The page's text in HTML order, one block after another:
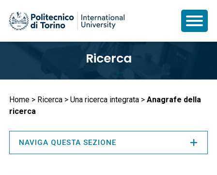
principale
Ricerca
Briciole
di
pane
Home Ricerca Una ricerca integrata
Anagrafe della
ricerca
NAVIGA QUESTA SEZIONE